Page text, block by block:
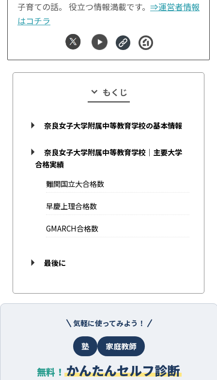
子育ての話。 役立つ情報満載です。 ⇒運営者情報
はコチラ
もくじ
奈良女子大学附属中等教育学校の基本情報
奈良女子大学附属中等教育学校｜主要大学
合格実績
難関国立大合格数
早慶上理合格数
GMARCH合格数
最後に
気軽に使ってみよう！
塾 家庭教師
無料！ かんたんセルフ診断